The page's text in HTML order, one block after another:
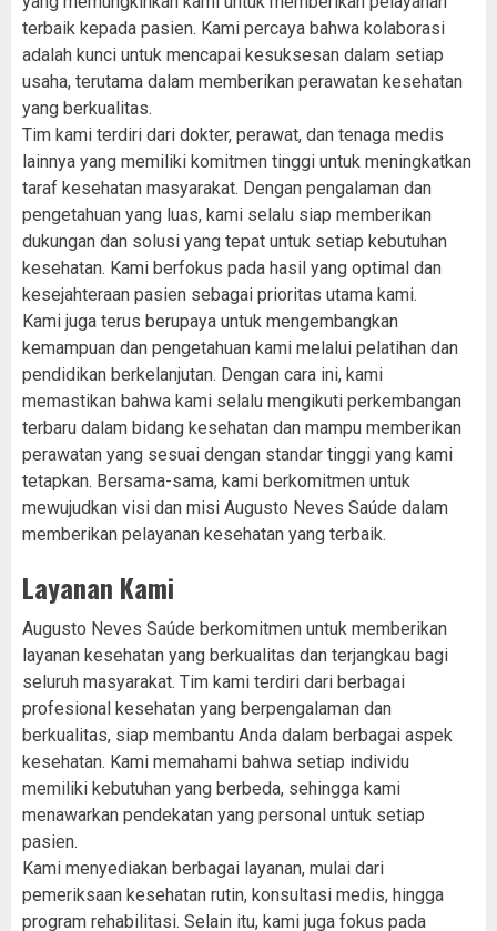
terbaik kepada pasien. Kami percaya bahwa kolaborasi
adalah kunci untuk mencapai kesuksesan dalam setiap
usaha, terutama dalam memberikan perawatan kesehatan
yang berkualitas.
Tim kami terdiri dari dokter, perawat, dan tenaga medis
lainnya yang memiliki komitmen tinggi untuk meningkatkan
taraf kesehatan masyarakat. Dengan pengalaman dan
pengetahuan yang luas, kami selalu siap memberikan
dukungan dan solusi yang tepat untuk setiap kebutuhan
kesehatan. Kami berfokus pada hasil yang optimal dan
kesejahteraan pasien sebagai prioritas utama kami.
Kami juga terus berupaya untuk mengembangkan
kemampuan dan pengetahuan kami melalui pelatihan dan
pendidikan berkelanjutan. Dengan cara ini, kami
memastikan bahwa kami selalu mengikuti perkembangan
terbaru dalam bidang kesehatan dan mampu memberikan
perawatan yang sesuai dengan standar tinggi yang kami
tetapkan. Bersama-sama, kami berkomitmen untuk
mewujudkan visi dan misi Augusto Neves Saúde dalam
memberikan pelayanan kesehatan yang terbaik.
Layanan Kami
Augusto Neves Saúde berkomitmen untuk memberikan
layanan kesehatan yang berkualitas dan terjangkau bagi
seluruh masyarakat. Tim kami terdiri dari berbagai
profesional kesehatan yang berpengalaman dan
berkualitas, siap membantu Anda dalam berbagai aspek
kesehatan. Kami memahami bahwa setiap individu
memiliki kebutuhan yang berbeda, sehingga kami
menawarkan pendekatan yang personal untuk setiap
pasien.
Kami menyediakan berbagai layanan, mulai dari
pemeriksaan kesehatan rutin, konsultasi medis, hingga
program rehabilitasi. Selain itu, kami juga fokus pada